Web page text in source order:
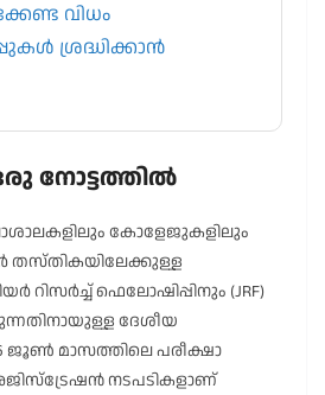
വിധം
ശ്രദ്ധിക്കാൻ
നോട്ടത്തിൽ
കോളേജുകളിലും
തസ്തികയിലേക്കുള്ള
റിസർച്ച് ഫെലോഷിപ്പിനും (JRF)
ദേശീയ
ജൂൺ മാസത്തിലെ പരീക്ഷാ
നടപടികളാണ്